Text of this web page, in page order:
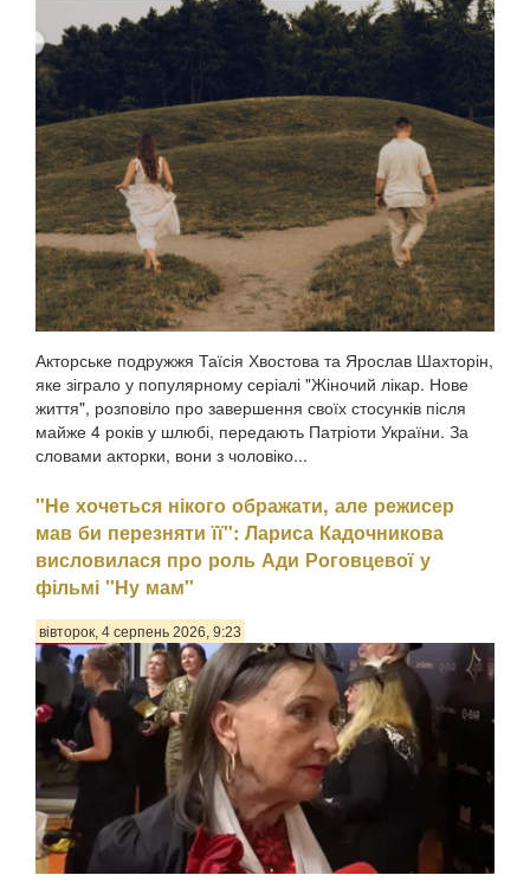
Психологиня Наталія Холоденко зізналася, що в
минулому зраджувала партнера, назвавши це помстою за
пережите у стосунках, а також заявила, що вдавалася до
фізичного насильства щодо чоловікаПро це Холоденко
розповіла в InstaStories, де відповідала на зап...
Акторське подружжя Таїсія Хвостова та Ярослав Шахторін,
яке зіграло у популярному серіалі "Жіночий лікар. Нове
життя", розповіло про завершення своїх стосунків після
майже 4 років у шлюбі, передають Патріоти України. За
словами акторки, вони з чоловіко...
"Не хочеться нікого ображати, але режисер
мав би перезняти її": Лариса Кадочникова
висловилася про роль Ади Роговцевої у
фільмі "Ну мам"
вівторок, 4 серпень 2026, 9:23